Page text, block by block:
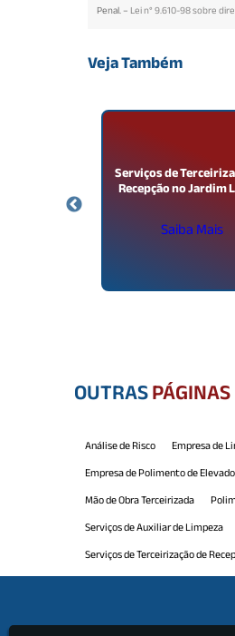
Penal. –Lei n° 9.610-98 sobre
Veja Também
Serviços de
Recepção no Jardim
Saiba Mais
OUTRASPÁGINAS
Análise de Risco Empresa de
Empresa de Polimento de
Mão de Obra Terceirizada
Serviços de Auxiliar de Limpeza
Serviços de Terceirização de
Terceirização de Limpeza e